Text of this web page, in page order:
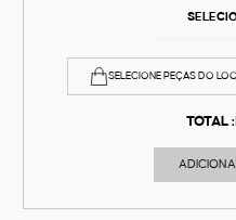
SELECIONE PEÇAS DO
TOTAL :